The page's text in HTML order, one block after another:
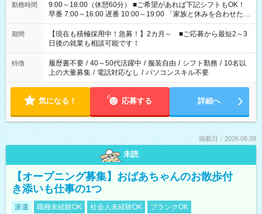
勤務時間
9:00～18:00（休憩60分） ■ご希望があれば下記シフトもOK！
早番 7:00～16:00 遅番 10:00～19:00 「家族と休みを合わせた
い」 「余裕を持って夕飯の準備がしたい」 「できれば残業はし
たくない」 など、ご希望を教えてくださいね。 ※Wワーク希望
の方へ 今ご覧のお仕事で希望する勤務時間と、もう1つのお仕事
の勤務時間。 合計で週40時間を超える場合は応募できません。
期間
【現在も積極採用中！急募！】2カ月～ ■ご応募から最短2～3
日後の就業も相談可能です！
特徴 履歴書不要 / 40～50代活躍中 / 服装自由 / シフト勤務 / 10名以
上の大量募集 / 電話対応なし / パソコンスキル不要
気になる！ 応募する 詳細へ
掲載日：2026.08.08
未読
【オープニング募集】おばあちゃんのお散歩付
き添いも仕事の1つ
派遣 職種未経験OK 社会人未経験OK
ブランクOK